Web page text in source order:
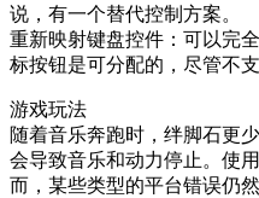
说，有一个替代控制方案。
重新映射键盘控件：可以完
标按钮是可分配的，尽管不
游戏玩法
随着音乐奔跑时，绊脚石更
会导致音乐和动力停止。使
而，某些类型的平台错误仍